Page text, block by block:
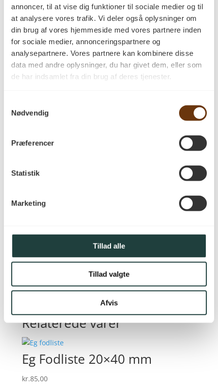
annoncer, til at vise dig funktioner til sociale medier og til
at analysere vores trafik. Vi deler også oplysninger om
din brug af vores hjemmeside med vores partnere inden
for sociale medier, annonceringspartnere og
analysepartnere. Vores partnere kan kombinere disse
data med andre oplysninger, du har givet dem, eller som
de har indsamlet fra din brug af deres tjenester.
Nødvendig
Præferencer
Statistik
Marketing
Tillad alle
Tillad valgte
Afvis
Din e-mailadresse vil ikke blive publiceret.
Krævede felter er markeret med *
Din bedømmelse*
Din anmeldelse*
Gem mit navn, mail og websted i denne
browser til næste gang jeg kommenterer.
Relaterede varer
Eg Fodliste 20×40 mm
kr.85,00